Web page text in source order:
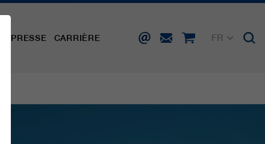
PRESSE CARRIÈRE
FR